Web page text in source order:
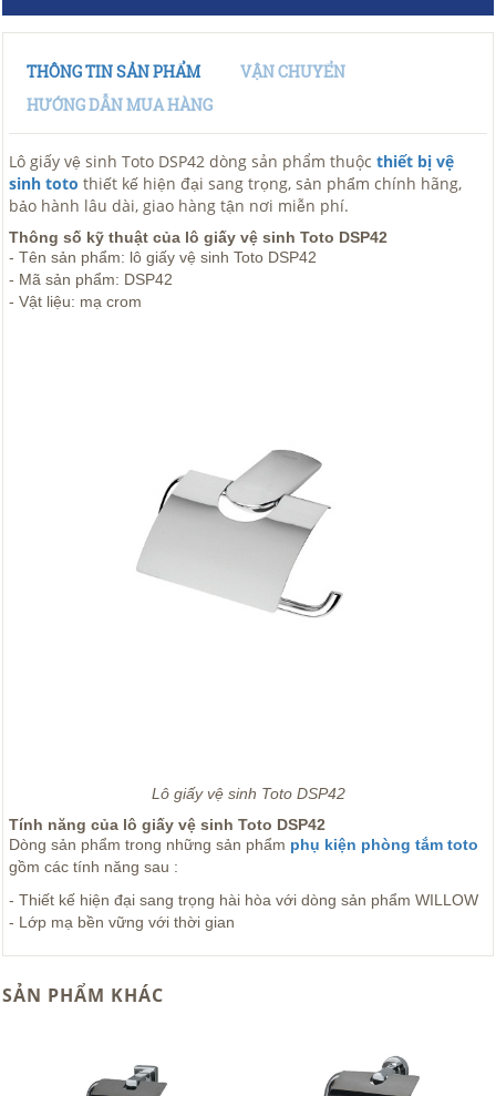
THÔNG TIN SẢN PHẨM
VẬN CHUYỂN
HƯỚNG DẪN MUA HÀNG
Lô giấy vệ sinh Toto DSP42 dòng sản phẩm thuộc thiết bị vệ
sinh toto thiết kế hiện đại sang trọng, sản phẩm chính hãng,
bảo hành lâu dài, giao hàng tận nơi miễn phí.
Thông số kỹ thuật của lô giấy vệ sinh Toto DSP42
- Tên sản phẩm: lô giấy vệ sinh Toto DSP42
- Mã sản phẩm: DSP42
- Vật liệu: mạ crom
Lô giấy vệ sinh Toto DSP42
Tính năng của lô giấy vệ sinh Toto DSP42
Dòng sản phẩm trong những sản phẩm phụ kiện phòng tắm toto
gồm các tính năng sau :
- Thiết kế hiện đại sang trọng hài hòa với dòng sản phẩm WILLOW
- Lớp mạ bền vững với thời gian
SẢN PHẨM KHÁC